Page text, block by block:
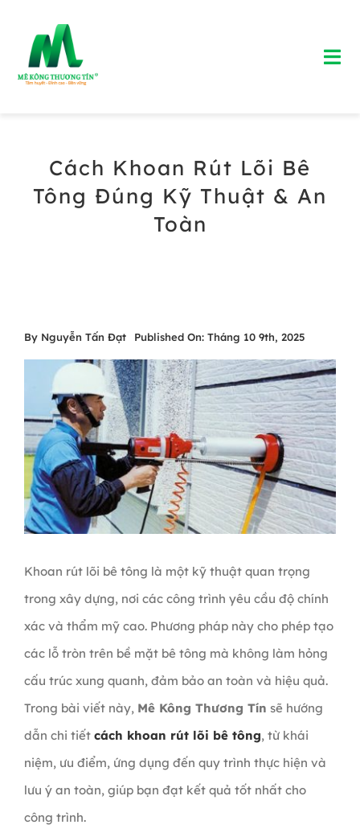
content
Giới ThiệuCách Khoan Rút Lõi Bê
Tông Đúng Kỹ Thuật & An
Toàn
By Nguyễn Tấn Đạt Published On: Tháng 10 9th, 2025
Khoan rút lõi bê tông là một kỹ thuật quan trọng
trong xây dựng, nơi các công trình yêu cầu độ chính
xác và thẩm mỹ cao. Phương pháp này cho phép tạo
các lỗ tròn trên bề mặt bê tông mà không làm hỏng
cấu trúc xung quanh, đảm bảo an toàn và hiệu quả.
Trong bài viết này, Mê Kông Thương Tín sẽ hướng
dẫn chi tiết cách khoan rút lõi bê tông, từ khái
niệm, ưu điểm, ứng dụng đến quy trình thực hiện và
lưu ý an toàn, giúp bạn đạt kết quả tốt nhất cho
công trình.